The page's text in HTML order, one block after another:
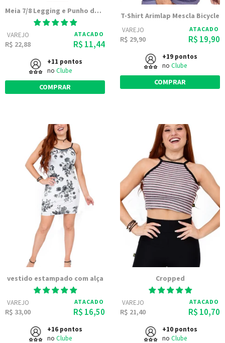
Meia 7/8 Legging e Punho de Renda
VAREJO
R$ 22,88
ATACADO
R$ 11,44
+11 pontos
no Clube
COMPRAR
T-Shirt Arimlap Mescla Bicycle
VAREJO
R$ 29,90
ATACADO
R$ 19,90
+19 pontos
no Clube
COMPRAR
vestido estampado com alça
VAREJO
R$ 33,00
ATACADO
R$ 16,50
+16 pontos
no Clube
Cropped
VAREJO
R$ 21,40
ATACADO
R$ 10,70
+10 pontos
no Clube